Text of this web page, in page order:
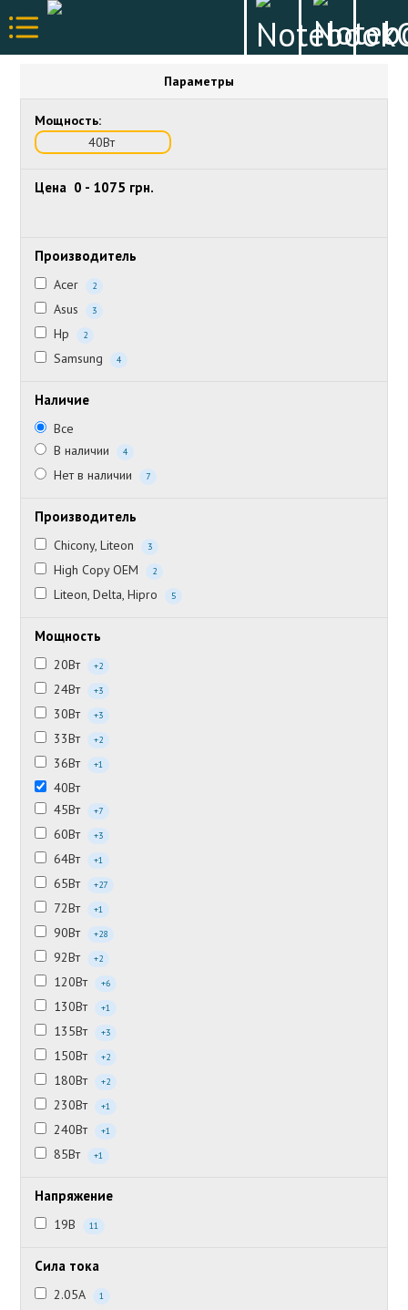
Параметры
Мощность:
40Вт
Цена 0 - 1075 грн.
Производитель
Acer 2
Asus 3
Hp 2
Samsung 4
Наличие
Все
В наличии
4
Нет в наличии 7
Производитель
Chicony, Liteon 3
High Copy OEM 2
Liteon, Delta, Hipro 5
Мощность
20Вт +2
24Вт +3
30Вт +3
33Вт +2
36Вт +1
40Вт
45Вт
+7
60Вт +3
64Вт +1
65Вт +27
72Вт +1
90Вт +28
92Вт +2
120Вт +6
130Вт +1
135Вт +3
150Вт +2
180Вт +2
230Вт +1
240Вт +1
85Вт +1
Напряжение
19В 11
Сила тока
2.05А 1